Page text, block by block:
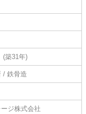
(築31年)
/ 鉄骨造
ージ株式会社